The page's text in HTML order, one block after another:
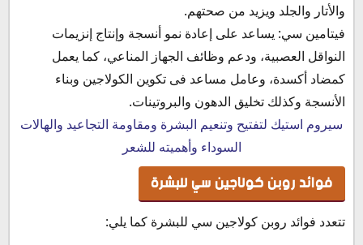
والأتار والجلد ويزيد من صحتهم.
فيتامين سي: يساعد على إعادة نمو أنسجة وإنتاج إنزيمات
النواقل العصبية، ودعم وظائف الجهاز المناعي، كما يعمل
كمضاد أكسدة، وعامل مساعد فى تكوين الكولاجين وبناء
الأنسجة وكذلك تخليق الدهون والبروتينات.
سيروم استيك لتفتيح وتنعيم البشرة ومقاومة التجاعيد والهالات
السوداء وأهميته للشعر
فوائد روبن كولاجين سي للبشرة
تتعدد فوائد روبن كولاجين سي للبشرة كما يلي: